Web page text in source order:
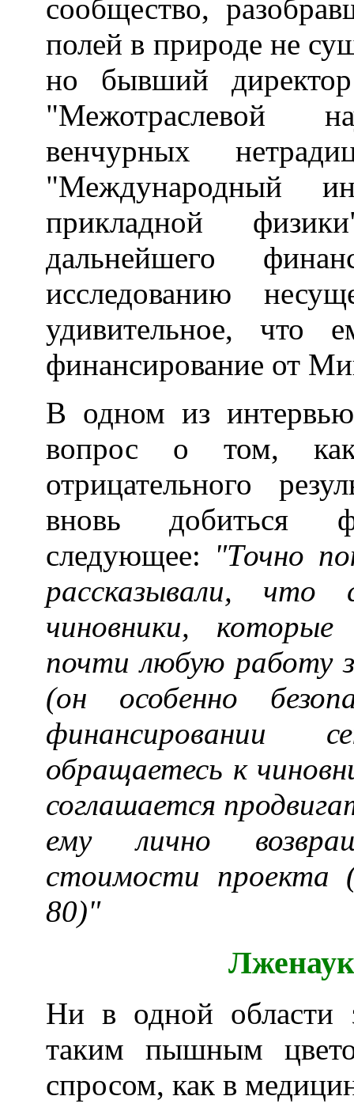
сообщество,
полей в природе не
но бывший
"Межотраслевой
венчурных
"Международный
прикладной
дальнейшего
исследованию
удивительное, что
финансирование от
В одном из
вопрос о том, как
отрицательного
вновь добиться
следующее: "Точно
рассказывали, что
чиновники,
почти любую работу
(он особенно
финансировании
обращаетесь к
соглашается
ему лично
стоимости проекта
80)"
Ни в одной области
таким пышным
спросом, как в